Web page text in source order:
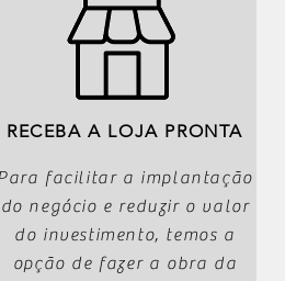
RECEBA A LOJA PRONTA
facilitar a implantação
do negócio e reduzir o valor
do investimento, temos a
opção de fazer a obra da